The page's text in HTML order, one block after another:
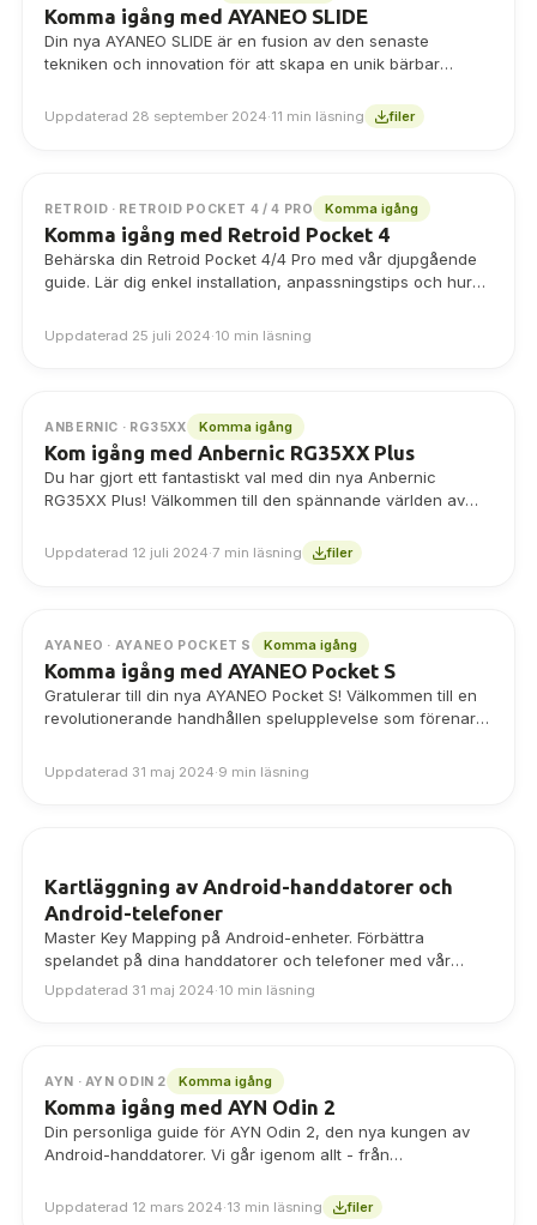
Komma igång med AYANEO SLIDE
Din nya AYANEO SLIDE är en fusion av den senaste
tekniken och innovation för att skapa en unik bärbar
Uppdaterad 28 september 2024·11 min läsning filer
RETROID · RETROID POCKET 4 / 4 PRO Komma igång
Komma igång med Retroid Pocket 4
Behärska din Retroid Pocket 4/4 Pro med vår djupgående
guide. Lär dig enkel installation, anpassningstips och hur
avancerade Android-handdator. Perfekt för både nybörjare
Uppdaterad 25 juli 2024·10 min läsning
ANBERNIC · RG35XX Komma igång
Kom igång med Anbernic RG35XX Plus
Du har gjort ett fantastiskt val med din nya Anbernic
RG35XX Plus! Välkommen till den spännande världen av
Uppdaterad 12 juli 2024·7 min läsning filer
AYANEO · AYANEO POCKET S Komma igång
Komma igång med AYANEO Pocket S
Gratulerar till din nya AYANEO Pocket S! Välkommen till en
revolutionerande handhållen spelupplevelse som förenar
Uppdaterad 31 maj 2024·9 min läsning
Kartläggning av Android-handdatorer och
Android-telefoner
Master Key Mapping på Android-enheter. Förbättra
spelandet på dina handdatorer och telefoner med vår
enkla kartläggningsguide. Få tips om hur du anpassar
Uppdaterad 31 maj 2024·10 min läsning
AYN · AYN ODIN 2 Komma igång
Komma igång med AYN Odin 2
Din personliga guide för AYN Odin 2, den nya kungen av
Android-handdatorer. Vi går igenom allt - från
Uppdaterad 12 mars 2024·13 min läsning filer